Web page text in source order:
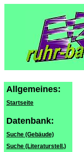
Allgemeines:
Startseite
Datenbank:
Suche (Gebäude)
Suche (Literaturstell.)